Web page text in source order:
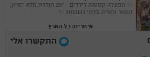
✨ הפעלה קסומה לילדים - יום הולדת מלא דמיון,
הומור וחוויה בלתי נשכחת ✨
איזורים: כל הארץ
התקשרו אלי